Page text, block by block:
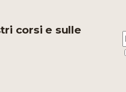
corsi e sulle